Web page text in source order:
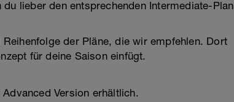
lieber den entsprechenden Intermediate-Plan
der Pläne, die wir empfehlen. Dort
für deine Saison einfügt.
Version erhältlich.